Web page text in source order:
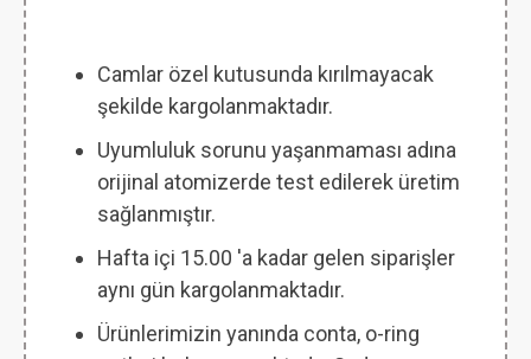
Camlar özel kutusunda kırılmayacak
şekilde kargolanmaktadır.
Uyumluluk sorunu yaşanmaması adına
orijinal atomizerde test edilerek üretim
sağlanmıştır.
Hafta içi 15.00 'a kadar gelen siparişler
aynı gün kargolanmaktadır.
Ürünlerimizin yanında conta, o-ring